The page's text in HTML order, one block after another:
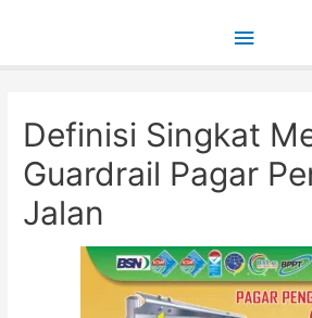
Main
Definisi Singkat
Guardrail Pagar
Jalan